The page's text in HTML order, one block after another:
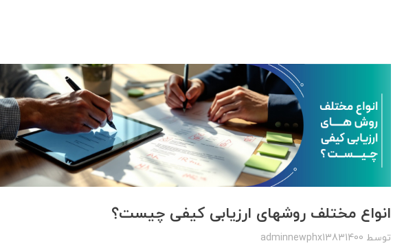
انواع مختلف روشهای ارزیابی کیفی چیست؟
توسط adminnewphx13831400